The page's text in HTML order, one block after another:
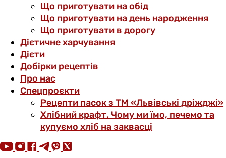
Що приготувати на обід
Що приготувати на день народження
Що приготувати в дорогу
Дієтичне харчування
Дієти
Добірки рецептів
Про нас
Спецпроєкти
Рецепти пасок з ТМ «Львівські дріжджі»
Хлібний крафт. Чому ми їмо, печемо та
купуємо хліб на заквасці